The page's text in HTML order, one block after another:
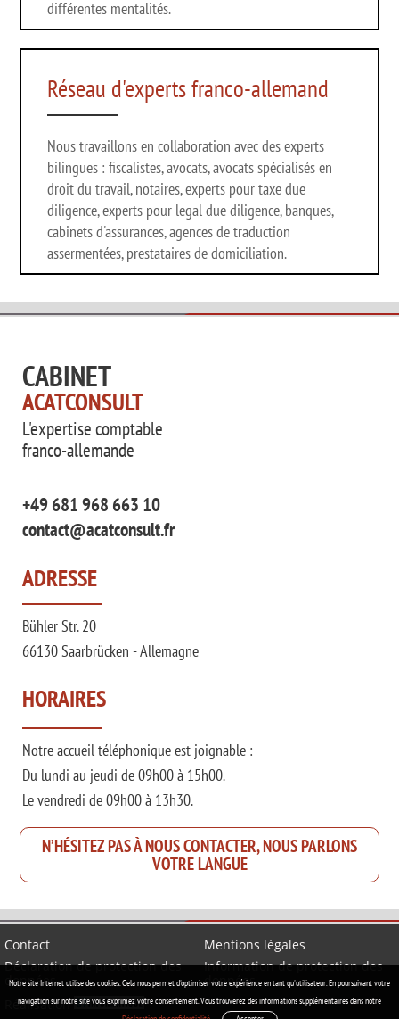
Notre site Internet utilise des cookies. Cela nous permet d'optimiser votre expérience en tant qu'utilisateur. En poursuivant votre
navigation sur notre site vous exprimez votre consentement.Vous trouverez des informations supplémentaires dans notre
différentes mentalités.
Réseau d'experts franco-allemand
Nous travaillons en collaboration avec des experts
bilingues :fiscalistes, avocats, avocats spécialisés en
droit du travail, notaires, experts pour taxe due
diligence, experts pour legal due diligence, banques,
cabinets d'assurances, agences de traduction
assermentées, prestataires de domiciliation.
CABINET
ACATCONSULT
L'expertise comptable
franco-allemande
+49 681 968 663 10
contact@acatconsult.fr
ADRESSE
Bühler Str. 20
66130 Saarbrücken - Allemagne
HORAIRES
Notre accueil téléphonique est joignable :
Du lundi au jeudi de 09h00 à 15h00.
Le vendredi de 09h00 à 13h30.
N’HÉSITEZ PAS À NOUS CONTACTER, NOUS PARLONS
VOTRE LANGUE
Contact
Mentions légales
Déclaration de protection des
données
Information de protection des
données
Réalisation